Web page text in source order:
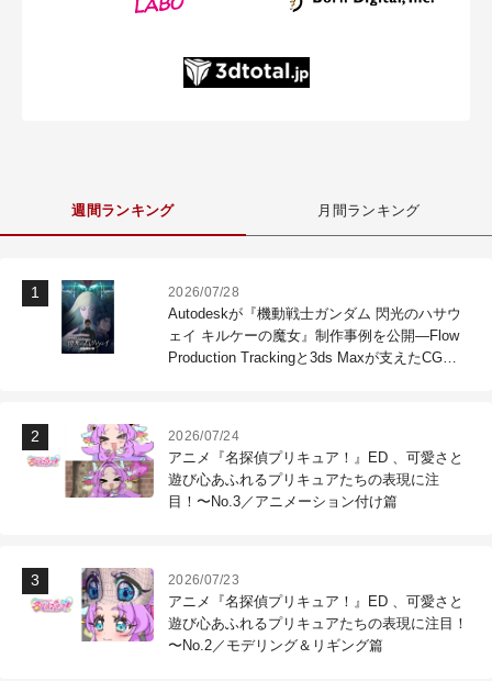
週間ランキング 月間ランキング
2026/07/28
Autodeskが『機動戦士ガンダム 閃光のハサウ
ェイ キルケーの魔女』制作事例を公開―Flow
Production Trackingと3ds Maxが支えたCG制
2026/07/24
アニメ『名探偵プリキュア！』ED 、可愛さと
遊び心あふれるプリキュアたちの表現に注
目！〜No.3／アニメーション付け篇
2026/07/23
アニメ『名探偵プリキュア！』ED 、可愛さと
遊び心あふれるプリキュアたちの表現に注目！
〜No.2／モデリング＆リギング篇